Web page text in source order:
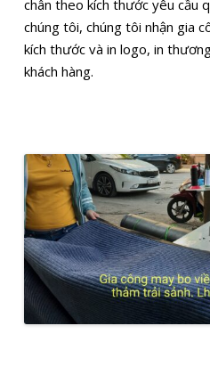
chân theo kích thước yêu cầu
chúng tôi, chúng tôi nhận gia
kích thước và in logo, in
khách hàng.